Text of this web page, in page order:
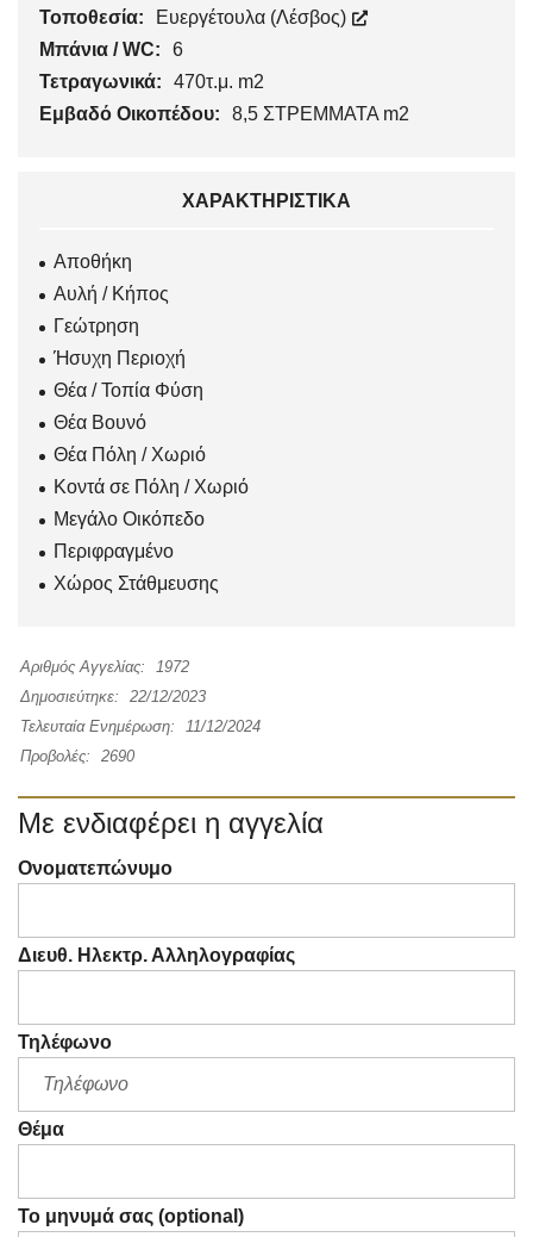
Τοποθεσία:
Ευεργέτουλα (Λέσβος)
Μπάνια / WC:
6
Τετραγωνικά:
470τ.μ. m2
Εμβαδό Οικοπέδου:
8,5 ΣΤΡΕΜΜΑΤΑ m2
ΧΑΡΑΚΤΗΡΙΣΤΙΚΆ
Αποθήκη
Αυλή / Κήπος
Γεώτρηση
Ήσυχη Περιοχή
Θέα / Τοπία Φύση
Θέα Βουνό
Θέα Πόλη / Χωριό
Κοντά σε Πόλη / Χωριό
Μεγάλο Οικόπεδο
Περιφραγμένο
Χώρος Στάθμευσης
Αριθμός Αγγελίας:
1972
Δημοσιεύτηκε:
22/12/2023
Τελευταία Ενημέρωση:
11/12/2024
Προβολές:
2690
Με ενδιαφέρει η αγγελία
Ονοματεπώνυμο
Διευθ. Ηλεκτρ. Αλληλογραφίας
Τηλέφωνο
Θέμα
Το μηνυμά σας (optional)